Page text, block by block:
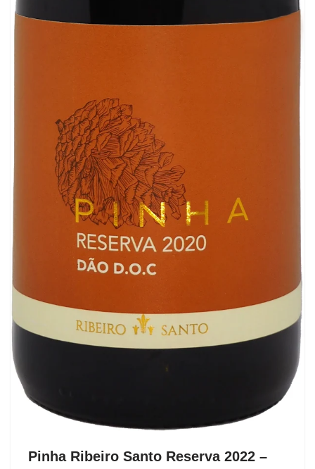
Pinha Ribeiro Santo Reserva 2022 –